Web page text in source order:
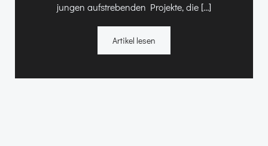
jungen aufstrebenden Projekte, die […]
Artikel lesen